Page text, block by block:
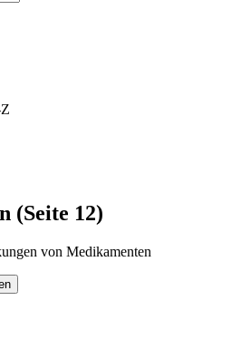
(Seite 12)
von Medikamenten